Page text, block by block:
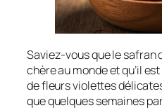
Saviez-vous que le safran
chère au monde et qu’il
de fleurs violettes
que quelques semaines